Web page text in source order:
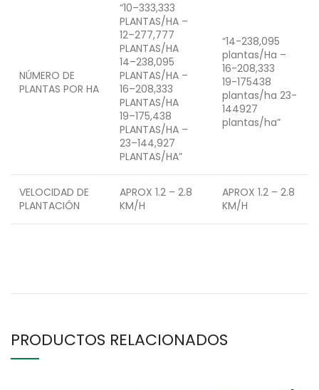
NÚMERO DE
PLANTAS POR HA
“10–333,333
PLANTAS/HA –
12–277,777
PLANTAS/HA
14–238,095
PLANTAS/HA –
16–208,333
PLANTAS/HA
19–175,438
PLANTAS/HA –
23–144,927
PLANTAS/HA”
“14-238,095
plantas/Ha –
16-208,333
19-175438
plantas/ha 23-
144927
plantas/ha”
VELOCIDAD DE
PLANTACIÓN
APROX 1.2 – 2.8
KM/H
APROX 1.2 – 2.8
KM/H
PRODUCTOS RELACIONADOS